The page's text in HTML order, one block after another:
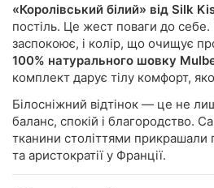
«Королівський білий» від Silk
постіль. Це жест поваги до
заспокоює, і колір, що очищує
100% натурального шовку
комплект дарує тілу комфорт,
Білосніжний відтінок — це не
баланс, спокій і благородство.
тканини століттями прикрашали
та аристократії у Франції.